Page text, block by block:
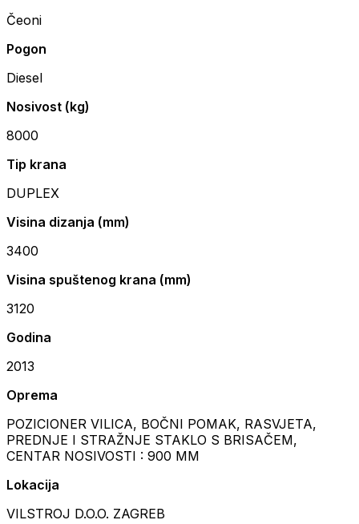
Čeoni
Pogon
Diesel
Nosivost (kg)
8000
Tip krana
DUPLEX
Visina dizanja (mm)
3400
Visina spuštenog krana (mm)
3120
Godina
2013
Oprema
POZICIONER VILICA, BOČNI POMAK, RASVJETA,
PREDNJE I STRAŽNJE STAKLO S BRISAČEM,
CENTAR NOSIVOSTI : 900 MM
Lokacija
VILSTROJ D.O.O. ZAGREB